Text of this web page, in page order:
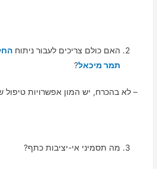
האם כולם צריכים לעבור ניתוח
תמר מיכאל?
– לא בהכרח, יש המון אפשרויות טיפול
מה תסמיני אי-יציבות כתף?